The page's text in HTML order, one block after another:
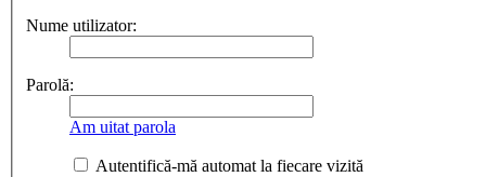
Nume utilizator:
Parolă:
Am uitat parola
Autentifică-mă automat la fiecare vizită